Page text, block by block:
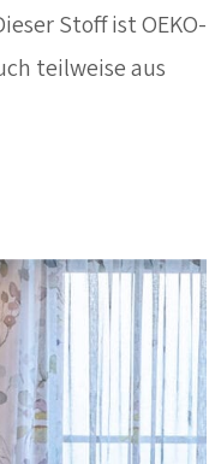
Stoff ist OEKO-
teilweise aus